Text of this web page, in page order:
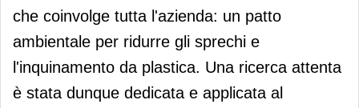
che coinvolge tutta l'azienda: un patto
ambientale per ridurre gli sprechi e
l'inquinamento da plastica. Una ricerca attenta
è stata dunque dedicata e applicata al